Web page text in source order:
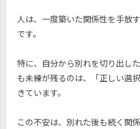
人は、一度築いた関係性を手放
です。
特に、自分から別れを切り出し
も未練が残るのは、「正しい選
きています。
この不安は、別れた後も続く関